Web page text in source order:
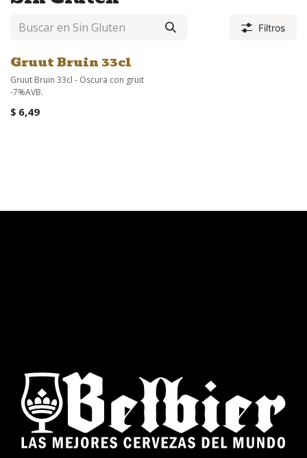
Filtros
Gruut Bruin 33cl
Gruut Bruin 33cl - Oscura con gruit
-7%AVB.
$ 6,49